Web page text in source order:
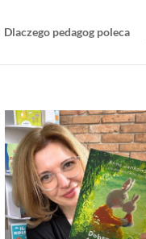
Dlaczego pedagog poleca